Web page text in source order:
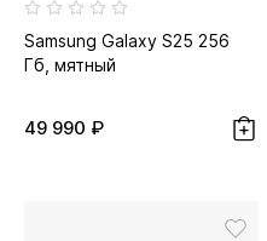
Samsung Galaxy S25 256
Гб, мятный
49 990 ₽